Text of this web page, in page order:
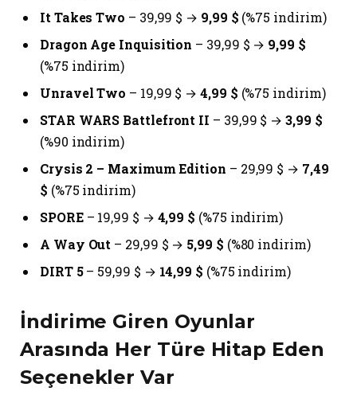
It Takes Two – 39,99 $ → 9,99 $ (%75 indirim)
Dragon Age Inquisition – 39,99 $ → 9,99 $
(%75 indirim)
Unravel Two – 19,99 $ →4,99 $ (%75 indirim)
STAR WARS Battlefront II – 39,99 $ →3,99 $
(%90 indirim)
Crysis 2 – Maximum Edition – 29,99 $ → 7,49
$ (%75 indirim)
SPORE– 19,99 $ → 4,99 $ (%75 indirim)
A Way Out – 29,99 $ → 5,99 $ (%80 indirim)
DIRT 5– 59,99 $ → 14,99 $ (%75 indirim)
İndirime Giren Oyunlar
Arasında Her Türe Hitap Eden
Seçenekler Var